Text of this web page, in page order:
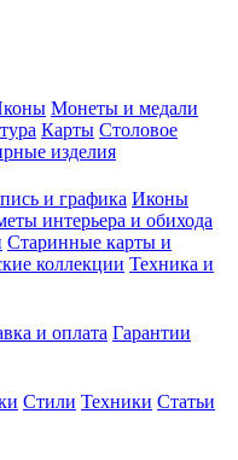
Монеты и медали
Карты Столовое
изделия
и графика Иконы
интерьера и обихода
Старинные карты и
коллекции Техника и
и оплата Гарантии
Стили Техники Статьи